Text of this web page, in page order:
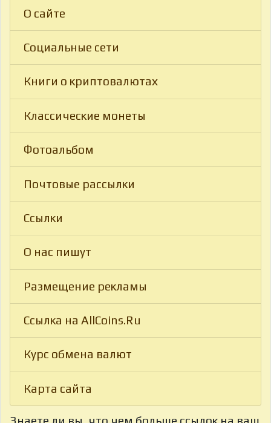
О сайте
Социальные сети
Книги о криптовалютах
Классические монеты
Фотоальбом
Почтовые рассылки
Ссылки
О нас пишут
Размещение рекламы
Ссылка на AllCoins.Ru
Курс обмена валют
Карта сайта